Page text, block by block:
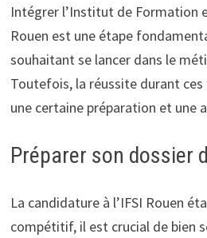
Intégrer l’Institut de Formation
Rouen est une étape
souhaitant se lancer dans le
Toutefois, la réussite durant
une certaine préparation et une
Préparer son dossier
La candidature à l’IFSI Rouen
compétitif, il est crucial de bien